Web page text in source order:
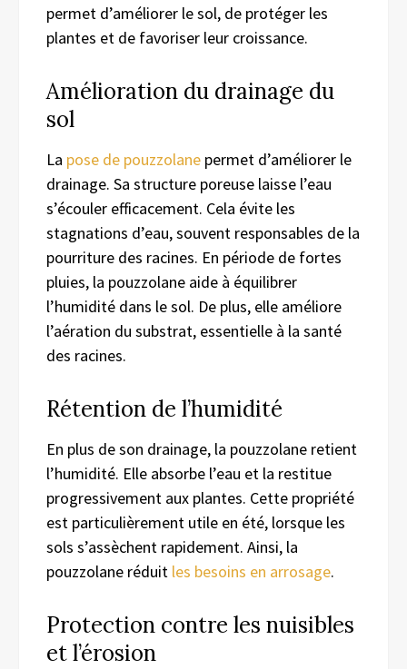
permet d’améliorer le sol, de protéger les
plantes et de favoriser leur croissance.
Amélioration du drainage du
sol
La pose de pouzzolane permet d’améliorer le
drainage. Sa structure poreuse laisse l’eau
s’écouler efficacement. Cela évite les
stagnations d’eau, souvent responsables de la
pourriture des racines. En période de fortes
pluies, la pouzzolane aide à équilibrer
l’humidité dans le sol. De plus, elle améliore
l’aération du substrat, essentielle à la santé
des racines.
Rétention de l’humidité
En plus de son drainage, la pouzzolane retient
l’humidité. Elle absorbe l’eau et la restitue
progressivement aux plantes. Cette propriété
est particulièrement utile en été, lorsque les
sols s’assèchent rapidement. Ainsi, la
pouzzolane réduit les besoins en arrosage.
Protection contre les nuisibles
et l’érosion